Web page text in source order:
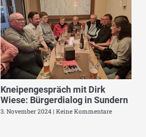
Kneipengespräch mit Dirk
Wiese: Bürgerdialog in Sundern
3. November 2024 Keine Kommentare